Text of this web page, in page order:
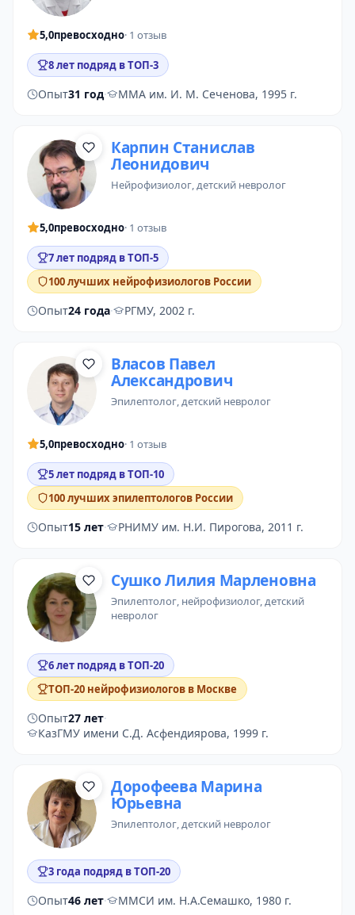
5,0превосходно· 1 отзыв
8 лет подряд в ТОП-3
Опыт31 год· ММА им. И. М. Сеченова, 1995 г.
Карпин Станислав
Леонидович
нейрофизиолог,детский невролог
5,0превосходно· 1 отзыв
7 лет подряд в ТОП-5
100 лучших нейрофизиологов России
Опыт24 года· РГМУ, 2002 г.
Власов Павел
Александрович
эпилептолог, детский невролог
5,0превосходно· 1 отзыв
5 лет подряд в ТОП-10
100 лучших эпилептологов России
Опыт15 лет· РНИМУ им. Н.И. Пирогова, 2011 г.
Сушко Лилия Марленовна
эпилептолог, нейрофизиолог, детский
невролог
6 лет подряд в ТОП-20
ТОП-20 нейрофизиологов в Москве
Опыт27 лет·
КазГМУ имени С.Д. Асфендиярова, 1999 г.
Дорофеева Марина
Юрьевна
эпилептолог, детский невролог
3 года подряд в ТОП-20
Опыт46 лет· ММСИ им. Н.А.Семашко, 1980 г.